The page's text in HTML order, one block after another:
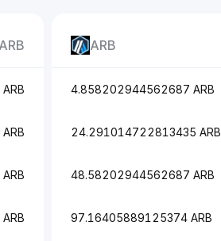
ARB
4.858202944562687 ARB
24.291014722813435 ARB
48.58202944562687 ARB
97.16405889125374 ARB
ARB